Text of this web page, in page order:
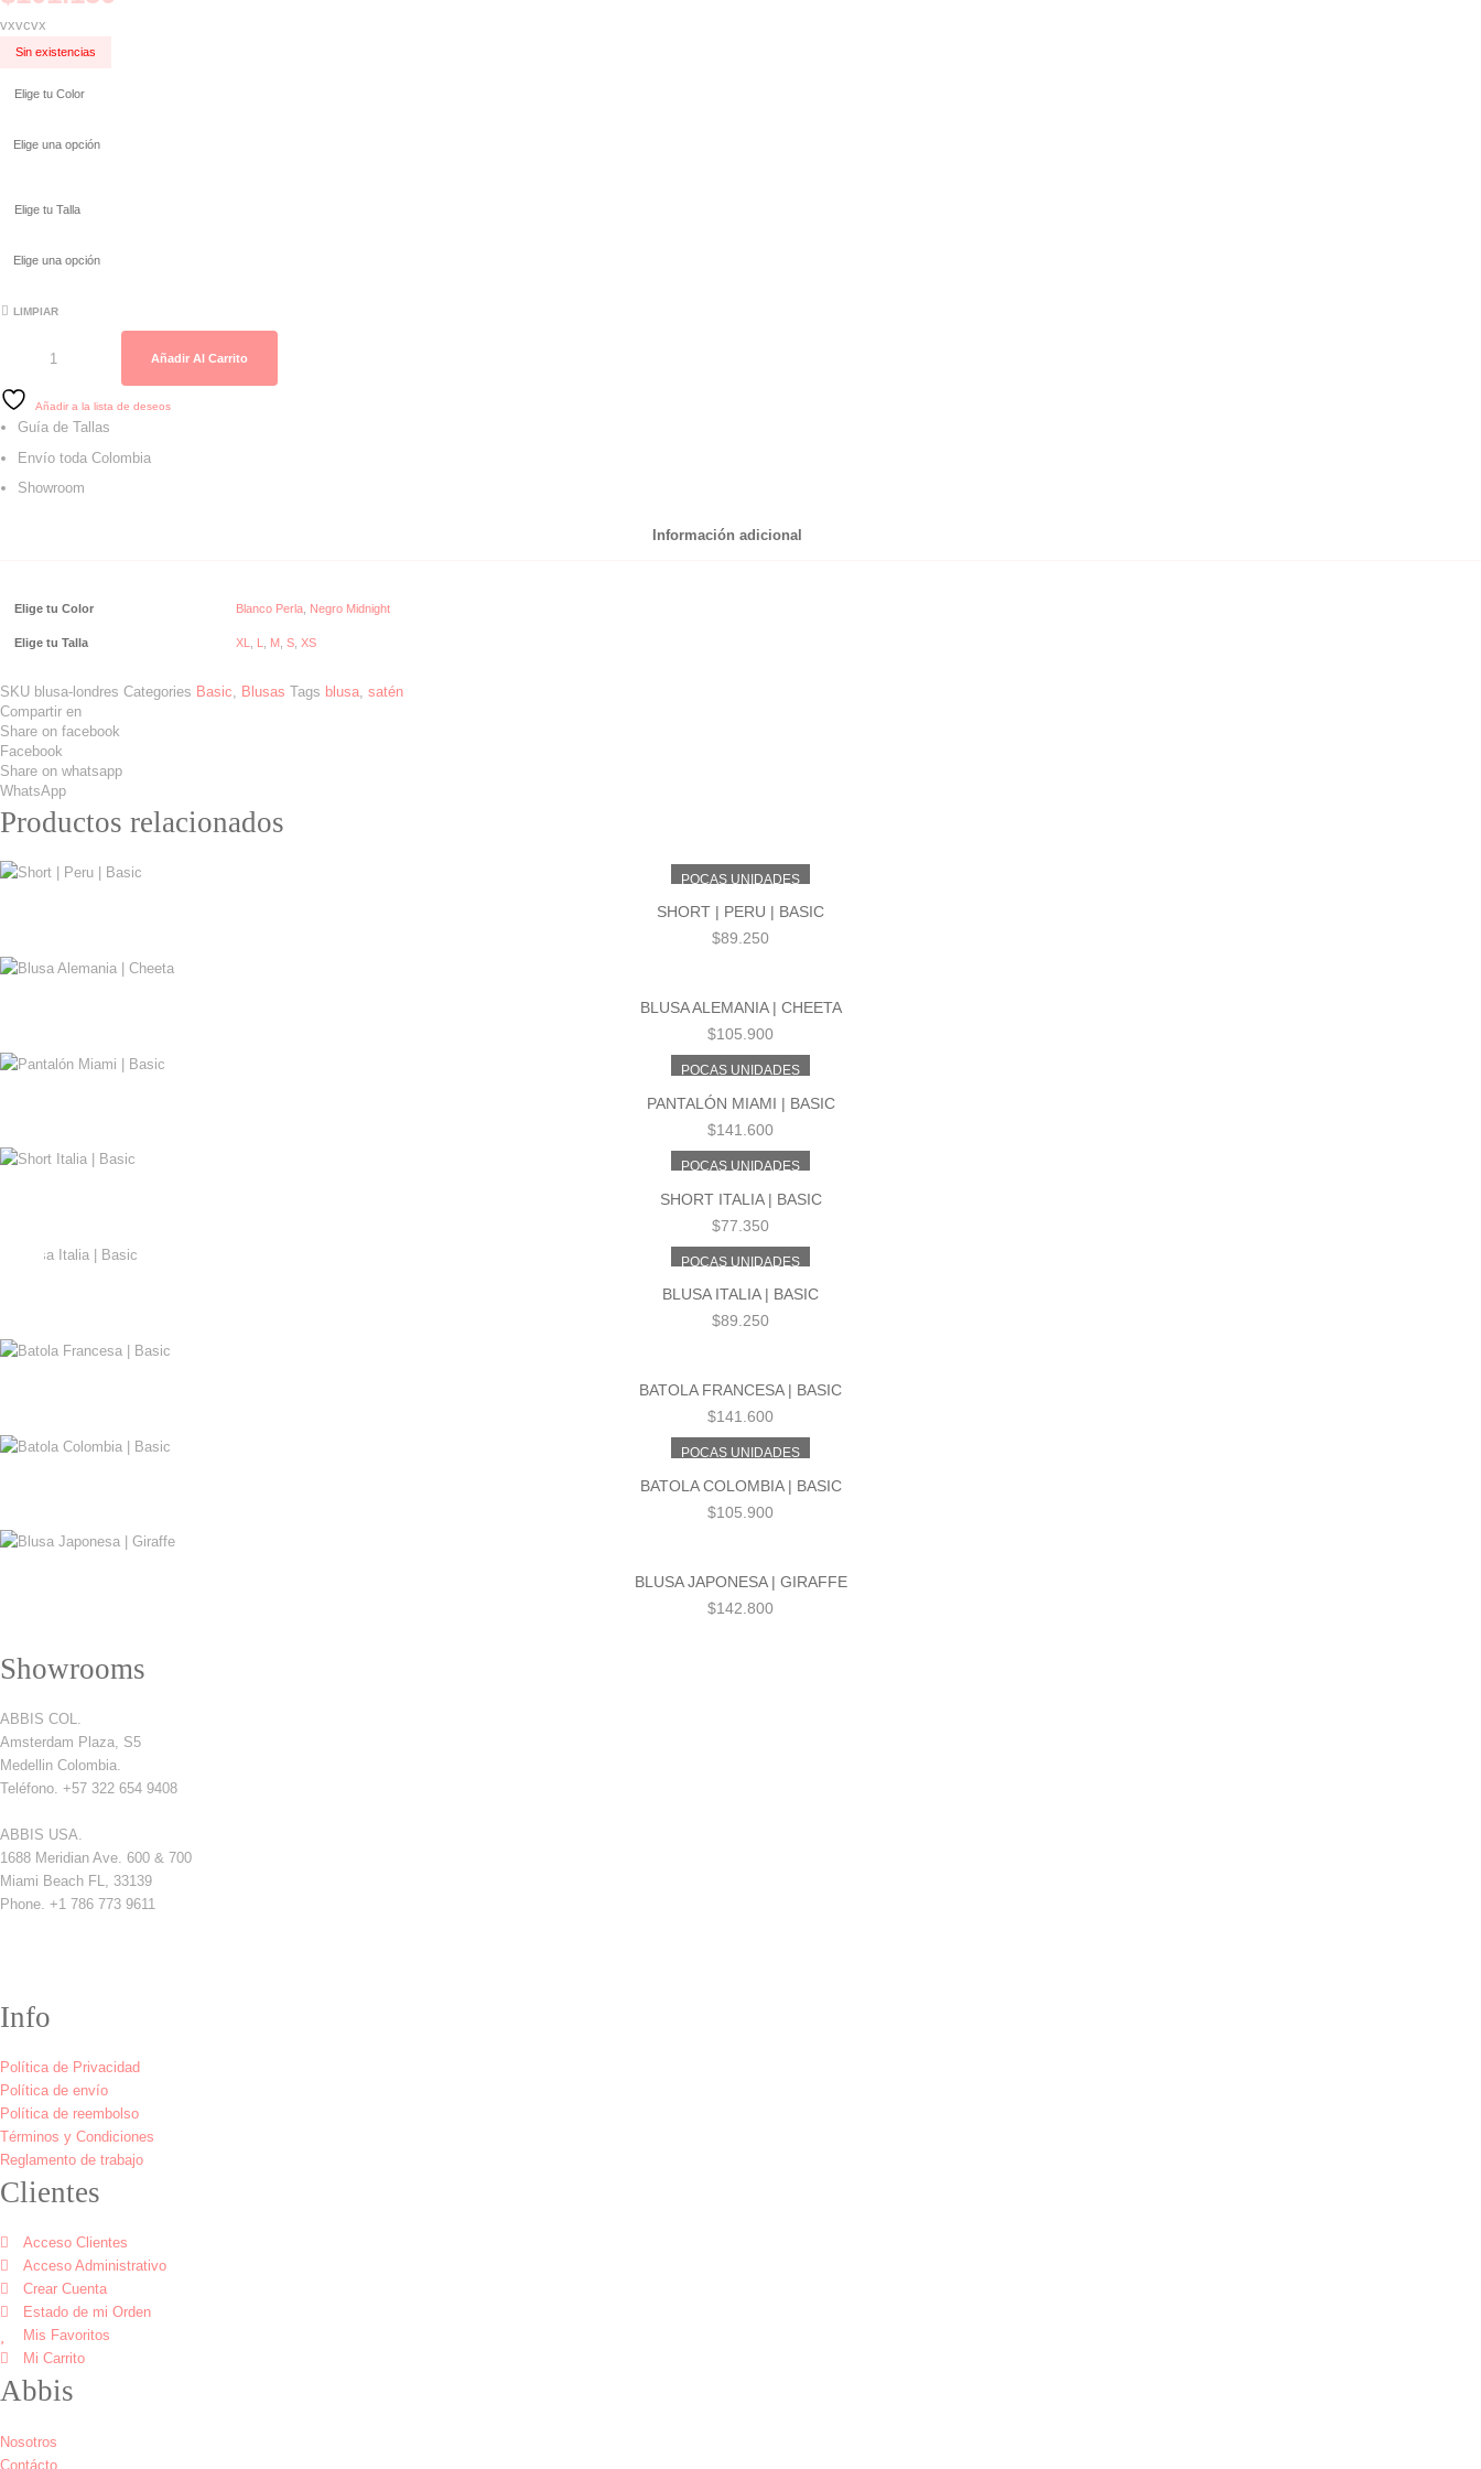
vxvcvx
Sin existencias
Elige tu Color
Elige tu Talla
LIMPIAR
Blusa Londres | Basic cantidad
Añadir Al Carrito
Añadir a la lista de deseos
Guía de Tallas
Envío toda Colombia
Showroom
Información adicional
Elige tu Color Blanco Perla Negro Midnight
Elige tu Talla XL L M ,S ,XS
SKU blusa-londres Categories Basic Blusas Tags blusa satén
Compartir en
Share on facebook
Facebook
Share on whatsapp
WhatsApp
Productos relacionados
POCAS UNIDADES
SHORT | PERU | BASIC
$89.250
BLUSA ALEMANIA | CHEETA
$105.900
POCAS UNIDADES
PANTALÓN MIAMI | BASIC
$141.600
POCAS UNIDADES
SHORT ITALIA | BASIC
$77.350
POCAS UNIDADES
BLUSA ITALIA | BASIC
$89.250
BATOLA FRANCESA | BASIC
$141.600
POCAS UNIDADES
BATOLA COLOMBIA | BASIC
$105.900
BLUSA JAPONESA | GIRAFFE
$142.800
Showrooms
ABBIS COL.
Amsterdam Plaza, S5
Medellin Colombia.
Teléfono. +57 322 654 9408
ABBIS USA.
1688 Meridian Ave. 600 & 700
Miami Beach FL, 33139
Phone. +1 786 773 9611
Info
Política de Privacidad
Política de envío
Política de reembolso
Términos y Condiciones
Reglamento de trabajo
Clientes
Acceso Clientes
Acceso Administrativo
Crear Cuenta
Estado de mi Orden
Mis Favoritos
Mi Carrito
Abbis
Nosotros
Contácto